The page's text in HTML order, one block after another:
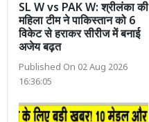
SL W vs PAK W: श्रीलंका की
महिला टीम ने पाकिस्तान को 6
विकेट से हराकर सीरीज में बनाई
अजेय बढ़त
Published On 02 Aug 2026
16:36:05